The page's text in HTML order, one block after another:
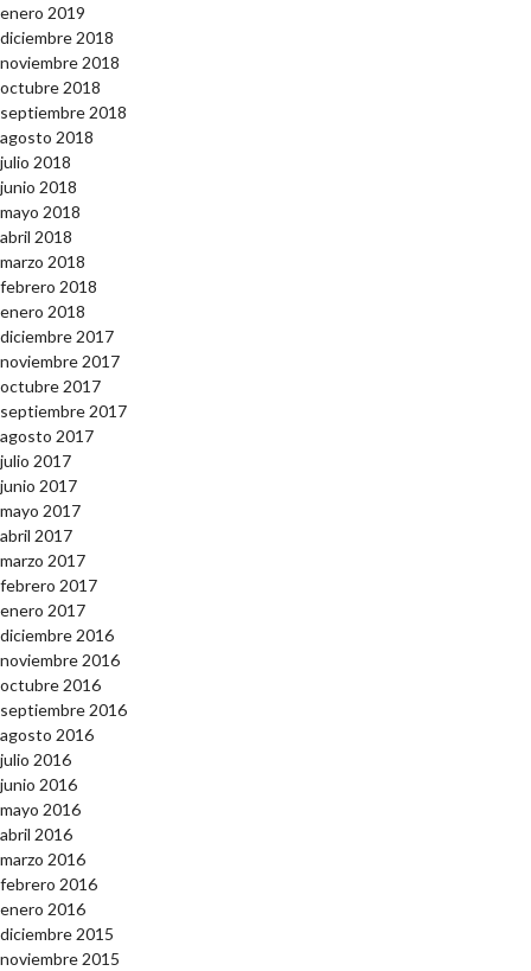
enero 2019
diciembre 2018
noviembre 2018
octubre 2018
septiembre 2018
agosto 2018
julio 2018
junio 2018
mayo 2018
abril 2018
marzo 2018
febrero 2018
enero 2018
diciembre 2017
noviembre 2017
octubre 2017
septiembre 2017
agosto 2017
julio 2017
junio 2017
mayo 2017
abril 2017
marzo 2017
febrero 2017
enero 2017
diciembre 2016
noviembre 2016
octubre 2016
septiembre 2016
agosto 2016
julio 2016
junio 2016
mayo 2016
abril 2016
marzo 2016
febrero 2016
enero 2016
diciembre 2015
noviembre 2015